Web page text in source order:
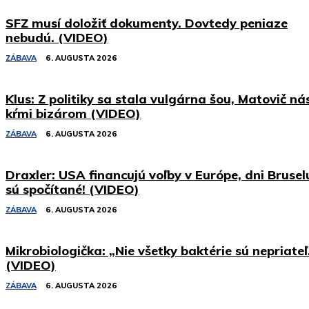
SFZ musí doložiť dokumenty. Dovtedy peniaze
nebudú. (VIDEO)
ZÁBAVA 6. AUGUSTA 2026
Klus: Z politiky sa stala vulgárna šou, Matovič
kŕmi bizárom (VIDEO)
ZÁBAVA 6. AUGUSTA 2026
Draxler: USA financujú voľby v Európe, dni
sú spočítané! (VIDEO)
ZÁBAVA 6. AUGUSTA 2026
Mikrobiologička: „Nie všetky baktérie sú
(VIDEO)
ZÁBAVA 6. AUGUSTA 2026